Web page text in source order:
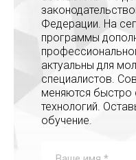
Федерации. На
программы
актуальны для
специалистов.
меняются быстро
технологий.
обучение.